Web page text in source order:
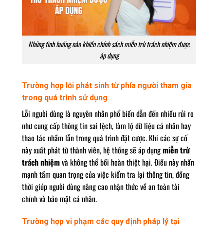
Những tình huống nào khiến chính sách miễn trừ trách nhiệm được
áp dụng
Trường hợp lỗi phát sinh từ phía người tham gia
trong quá trình sử dụng
Lỗi người dùng là nguyên nhân phổ biến dẫn đến nhiều rủi ro
như cung cấp thông tin sai lệch, làm lộ dữ liệu cá nhân hay
thao tác nhầm lẫn trong quá trình đặt cược. Khi các sự cố
này xuất phát từ thành viên, hệ thống sẽ áp dụngmiễn trừ
trách nhiệmvà không thể bồi hoàn thiệt hại. Điều này nhấn
mạnh tầm quan trọng của việc kiểm tra lại thông tin, đồng
thời giúp người dùng nâng cao nhận thức về an toàn tài
chính và bảo mật cá nhân.
Trường hợp vi phạm các quy định pháp lý tại